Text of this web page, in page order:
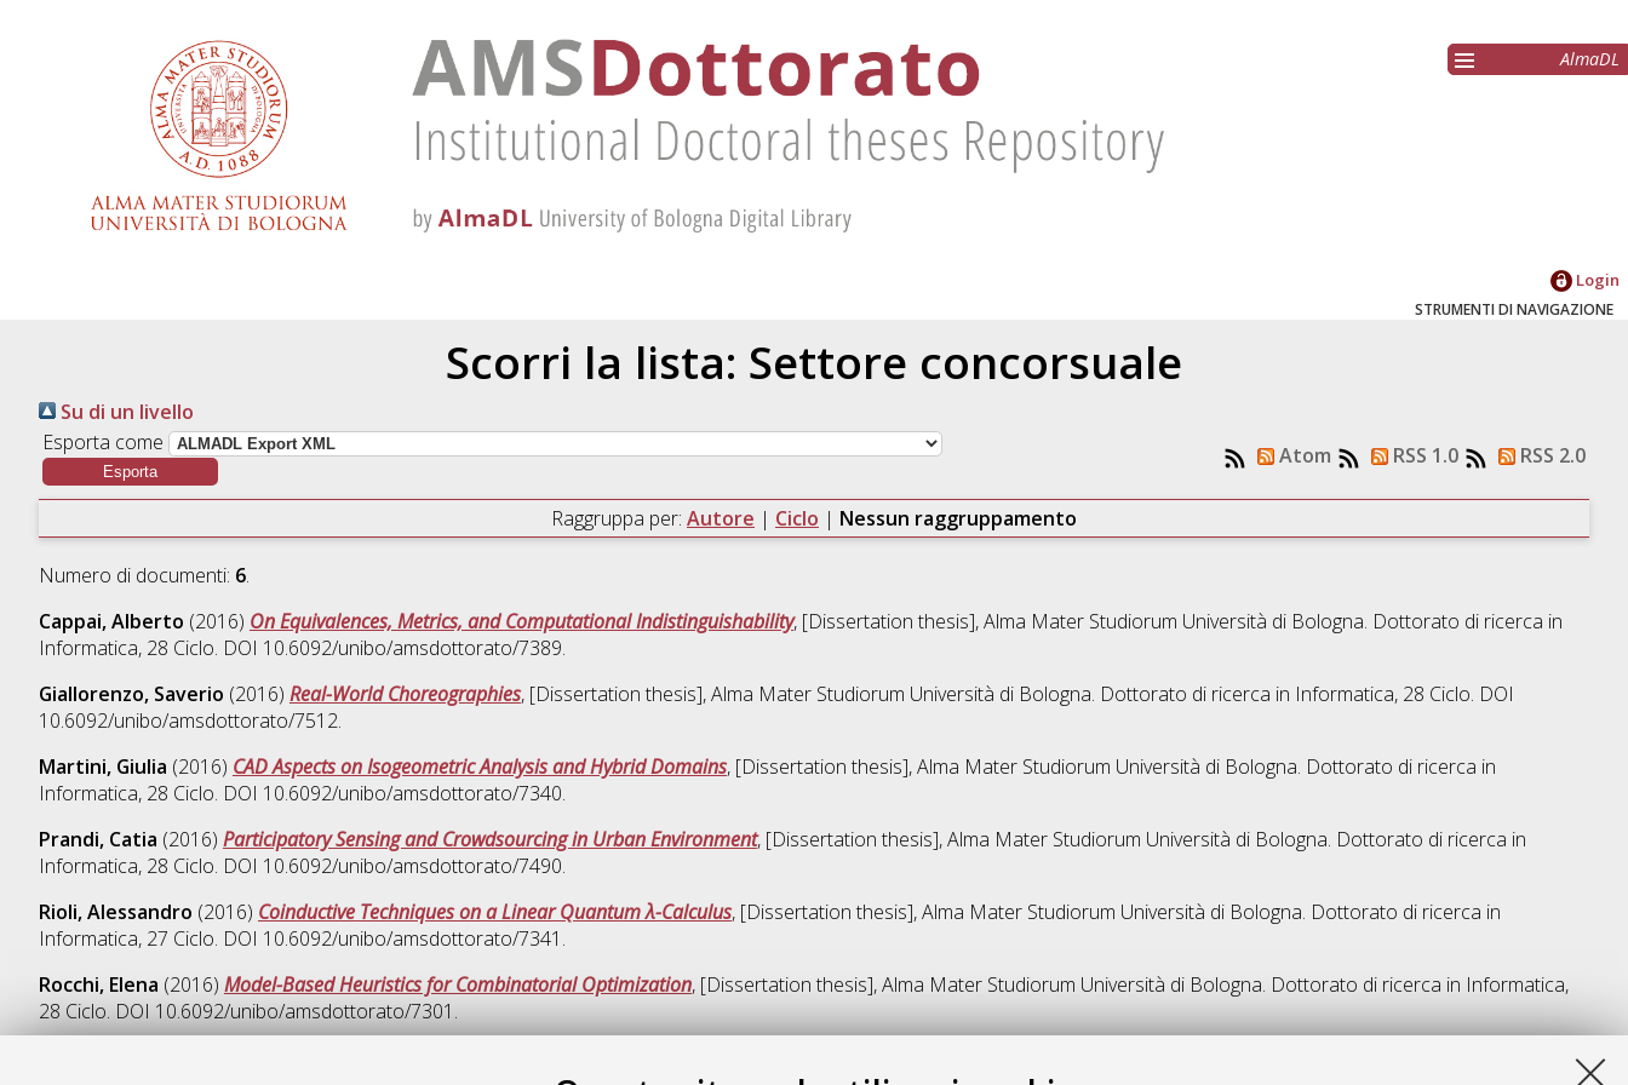
AlmaDL
Login
STRUMENTI DI NAVIGAZIONE
Scorri la lista: Settore concorsuale
Su di un livello
Esporta come
Atom RSS 1.0 RSS 2.0
Raggruppa per: Autore | Ciclo | Nessun raggruppamento
Numero di documenti: 6.
Cappai, Alberto (2016) On Equivalences, Metrics, and Computational Indistinguishability, [Dissertation thesis], Alma Mater Studiorum Università di Bologna. Dottorato di ricerca in
Informatica, 28 Ciclo. DOI 10.6092/unibo/amsdottorato/7389.
Giallorenzo, Saverio (2016) Real-World Choreographies, [Dissertation thesis], Alma Mater Studiorum Università di Bologna. Dottorato di ricerca in Informatica, 28 Ciclo. DOI
10.6092/unibo/amsdottorato/7512.
Martini, Giulia (2016) CAD Aspects on Isogeometric Analysis and Hybrid Domains, [Dissertation thesis], Alma Mater Studiorum Università di Bologna. Dottorato di ricerca in
Informatica, 28 Ciclo. DOI 10.6092/unibo/amsdottorato/7340.
Prandi, Catia (2016) Participatory Sensing and Crowdsourcing in Urban Environment, [Dissertation thesis], Alma Mater Studiorum Università di Bologna. Dottorato di ricerca in
Informatica, 28 Ciclo. DOI 10.6092/unibo/amsdottorato/7490.
Rioli, Alessandro (2016) Coinductive Techniques on a Linear Quantum λ-Calculus, [Dissertation thesis], Alma Mater Studiorum Università di Bologna. Dottorato di ricerca in
Informatica, 27 Ciclo. DOI 10.6092/unibo/amsdottorato/7341.
Rocchi, Elena (2016) Model-Based Heuristics for Combinatorial Optimization, [Dissertation thesis], Alma Mater Studiorum Università di Bologna. Dottorato di ricerca in Informatica,
28 Ciclo. DOI 10.6092/unibo/amsdottorato/7301.
Questa lista e' stata generata il Thu Aug 6 20:36:18 2026 CEST.